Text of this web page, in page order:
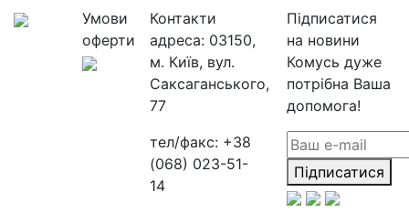
Умови
оферти
Контакти
адреса: 03150,
м. Київ, вул.
Саксаганського,
77
тел/факс: +38
(068) 023-51-
14
Підписатися
на новини
Комусь дуже
потрібна Ваша
допомога!
Підписатися